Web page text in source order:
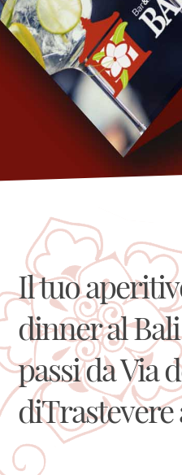
Il tuo
dinner al
passi da Via
diTrastevere